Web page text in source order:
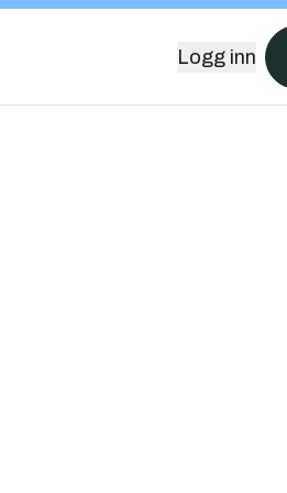
Logg inn